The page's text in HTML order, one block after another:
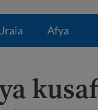
Afya